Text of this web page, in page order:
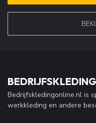
Bedrijfskledingonline.nl is
werkkleding en andere